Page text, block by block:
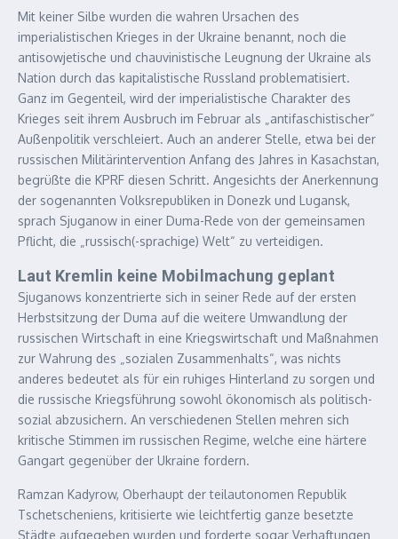
Mit keiner Silbe wurden die wahren Ursachen des
imperialistischen Krieges in der Ukraine benannt, noch die
antisowjetische und chauvinistische Leugnung der Ukraine als
Nation durch das kapitalistische Russland problematisiert.
Ganz im Gegenteil, wird der imperialistische Charakter des
Krieges seit ihrem Ausbruch im Februar als „antifaschistischer“
Außenpolitik verschleiert. Auch an anderer Stelle, etwa bei der
russischen Militärintervention Anfang des Jahres in Kasachstan,
begrüßte die KPRF diesen Schritt. Angesichts der Anerkennung
der sogenannten Volksrepubliken in Donezk und Lugansk,
sprach Sjuganow in einer Duma-Rede von der gemeinsamen
Pflicht, die „russisch(-sprachige) Welt“ zu verteidigen.
Laut Kremlin keine Mobilmachung geplant
Sjuganows konzentrierte sich in seiner Rede auf der ersten
Herbstsitzung der Duma auf die weitere Umwandlung der
russischen Wirtschaft in eine Kriegswirtschaft und Maßnahmen
zur Wahrung des „sozialen Zusammenhalts“, was nichts
anderes bedeutet als für ein ruhiges Hinterland zu sorgen und
die russische Kriegsführung sowohl ökonomisch als politisch-
sozial abzusichern. An verschiedenen Stellen mehren sich
kritische Stimmen im russischen Regime, welche eine härtere
Gangart gegenüber der Ukraine fordern.
Ramzan Kadyrow, Oberhaupt der teilautonomen Republik
Tschetscheniens, kritisierte wie leichtfertig ganze besetzte
Städte aufgegeben wurden und forderte sogar Verhaftungen